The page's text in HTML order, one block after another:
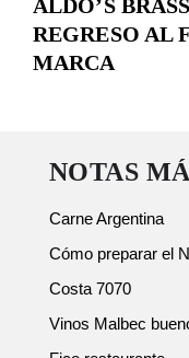
ALDO’S
REGRESO AL
MARCA
NOTAS
Carne Argentina
Cómo preparar el
Costa 7070
Vinos Malbec